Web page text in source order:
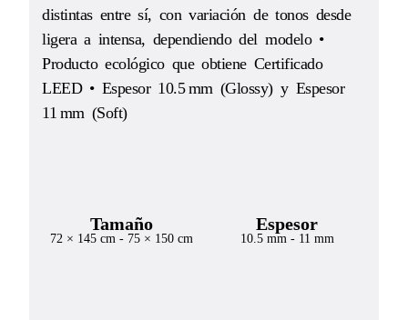
distintas entre sí, con variación de tonos desde
ligera a intensa, dependiendo del modelo •
Producto ecológico que obtiene Certificado
LEED • Espesor 10.5 mm (Glossy) y Espesor
11 mm (Soft)
Tamaño
72 × 145 cm- 75 × 150 cm
Espesor
10.5 mm- 11 mm